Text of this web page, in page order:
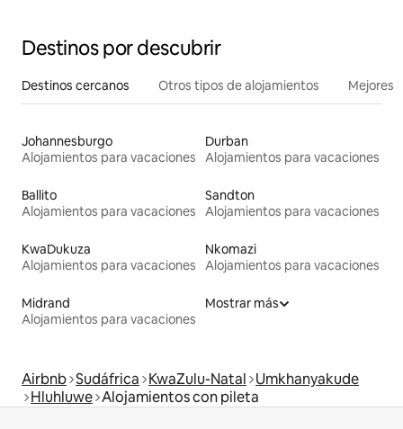
Destinos por descubrir
Destinos cercanos Otros tipos de alojamientos Mejores
Johannesburgo
Alojamientos para vacaciones
Durban
Alojamientos para vacaciones
Ballito
Alojamientos para vacaciones
Sandton
Alojamientos para vacaciones
KwaDukuza
Alojamientos para vacaciones
Nkomazi
Alojamientos para vacaciones
Midrand
Alojamientos para vacaciones
Mostrar más
Airbnb Sudáfrica KwaZulu-Natal Umkhanyakude
Hluhluwe Alojamientos con pileta